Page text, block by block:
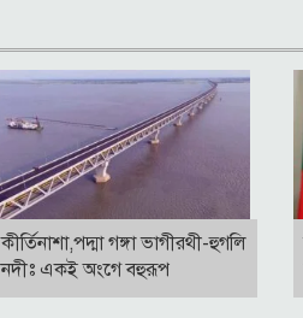
কীর্তিনাশা,পদ্মা গঙ্গা ভাগীরথী-হুগলি
নদীঃ একই অংগে বহুরূপ